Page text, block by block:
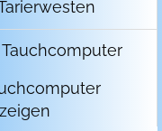
Tauchcomputer